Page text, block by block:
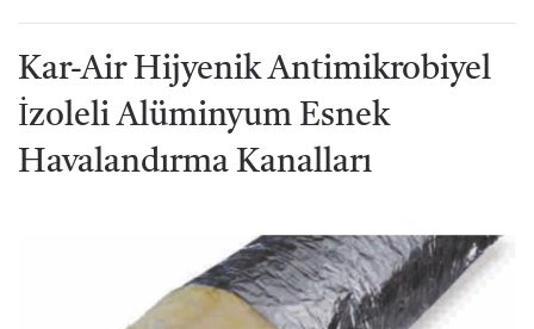
Kar-Air Hijyenik Antimikrobiyel
İzoleli Alüminyum Esnek
Havalandırma Kanalları